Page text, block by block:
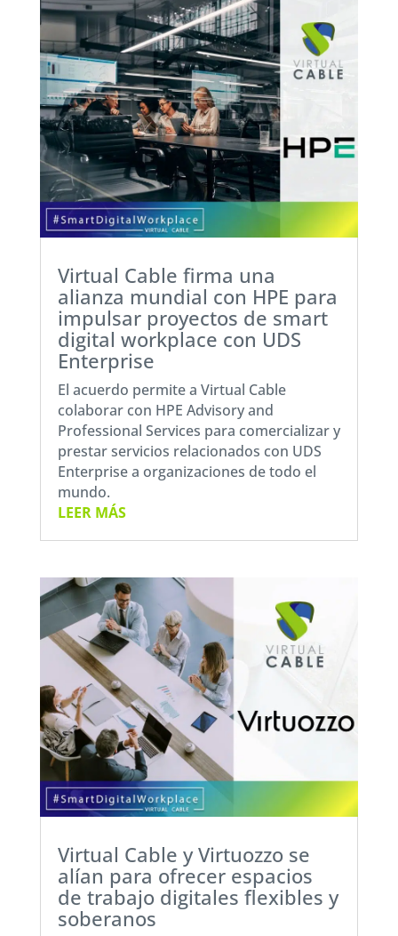
Virtual Cable firma una
alianza mundial con HPE para
impulsar proyectos de smart
digital workplace con UDS
Enterprise
El acuerdo permite a Virtual Cable
colaborar con HPE Advisory and
Professional Services para comercializar y
prestar servicios relacionados con UDS
Enterprise a organizaciones de todo el
mundo.
LEER MÁS
Virtual Cable y Virtuozzo se
alían para ofrecer espacios
de trabajo digitales flexibles y
soberanos